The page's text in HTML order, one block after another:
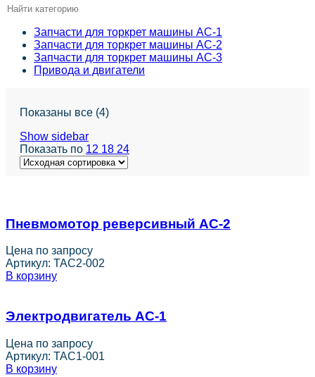
Запчасти для торкрет машины АС-1
Запчасти для торкрет машины АС-2
Запчасти для торкрет машины АС-3
Привода и двигатели
Показаны все (4)
Show sidebar
Показать по 12 18 24
Пневмомотор реверсивный АС-2
Цена по запросу
Артикул: TAC2-002
В корзину
Электродвигатель АС-1
Цена по запросу
Артикул: TAC1-001
В корзину